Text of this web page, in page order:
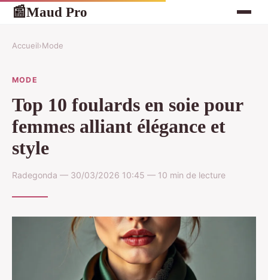
📰Maud Pro
Accueil›Mode
MODE
Top 10 foulards en soie pour
femmes alliant élégance et
style
Radegonda — 30/03/2026 10:45 — 10 min de lecture